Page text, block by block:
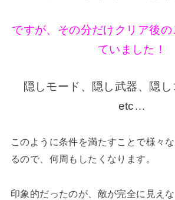
ですが、その分だけクリア後の
ていました！
隠しモード、隠し武器、隠
etc…
このように条件を満たすことで様々
るので、何周もしたくなります。
印象的だったのが、敵が完全に見え